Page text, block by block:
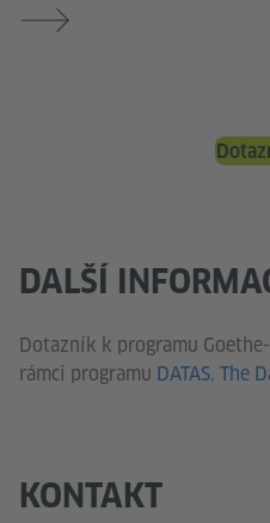
DALŠÍ
Dotazník k programu
rámci programu DATAS. The
KONTAKT